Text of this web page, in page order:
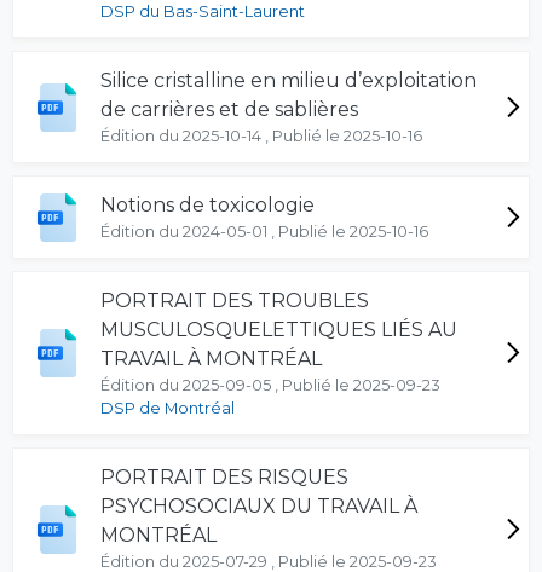
DSP du Bas-Saint-Laurent
Silice cristalline en milieu d’exploitation
de carrières et de sablières
Édition du 2025-10-14 , Publié le 2025-10-16
Notions de toxicologie
Édition du 2024-05-01 , Publié le 2025-10-16
PORTRAIT DES TROUBLES
MUSCULOSQUELETTIQUES LIÉS AU
TRAVAIL À MONTRÉAL
Édition du 2025-09-05 , Publié le 2025-09-23
DSP de Montréal
PORTRAIT DES RISQUES
PSYCHOSOCIAUX DU TRAVAIL À
MONTRÉAL
Édition du 2025-07-29 , Publié le 2025-09-23